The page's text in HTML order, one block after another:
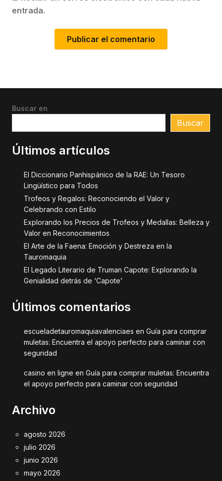
entrada.
Buscar en
Buscar
Últimos artículos
El Diccionario Panhispánico de la RAE: Un Tesoro
Lingüístico para Todos
Trofeos y Regalos: Reconociendo el Valor y
Celebrando con Estilo
Explorando los Precios de Trofeos y Medallas: Belleza y
Valor en Reconocimientos
El Arte de la Faena: Emoción y Destreza en la
Tauromaquia
El Legado Literario de Truman Capote: Explorando la
Genialidad detrás de ‘Capote’
Últimos comentarios
escueladetauromaquiavalenciaes en Guía para comprar
muletas: Encuentra el apoyo perfecto para caminar con
seguridad
casino en ligne en Guía para comprar muletas: Encuentra
el apoyo perfecto para caminar con seguridad
Archivo
agosto 2026
julio 2026
junio 2026
mayo 2026